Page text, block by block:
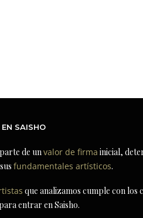
SAISHO
de unvalor de firma inicial,
fundamentales artísticos.
que analizamos cumple con los
entrar en Saisho.